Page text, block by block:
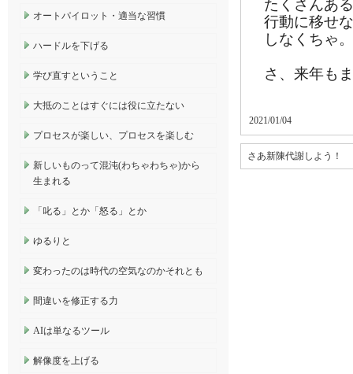
たくさんあ
行動に移せ
しなくちゃ。
さ、来年も
2021/01/04
さあ新陳代謝しよう！
オートパイロット・適当な習慣
ハードルを下げる
学び直すということ
大抵のことはすぐには役に立たない
プロセスが楽しい、プロセスを楽しむ
新しいものって混沌(わちゃわちゃ)から
生まれる
「叱る」とか「怒る」とか
ゆるりと
変わったのは時代の空気なのかそれとも
間違いを修正する力
AIは単なるツール
解像度を上げる